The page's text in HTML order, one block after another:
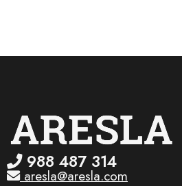
988 487 314
aresla@aresla.com